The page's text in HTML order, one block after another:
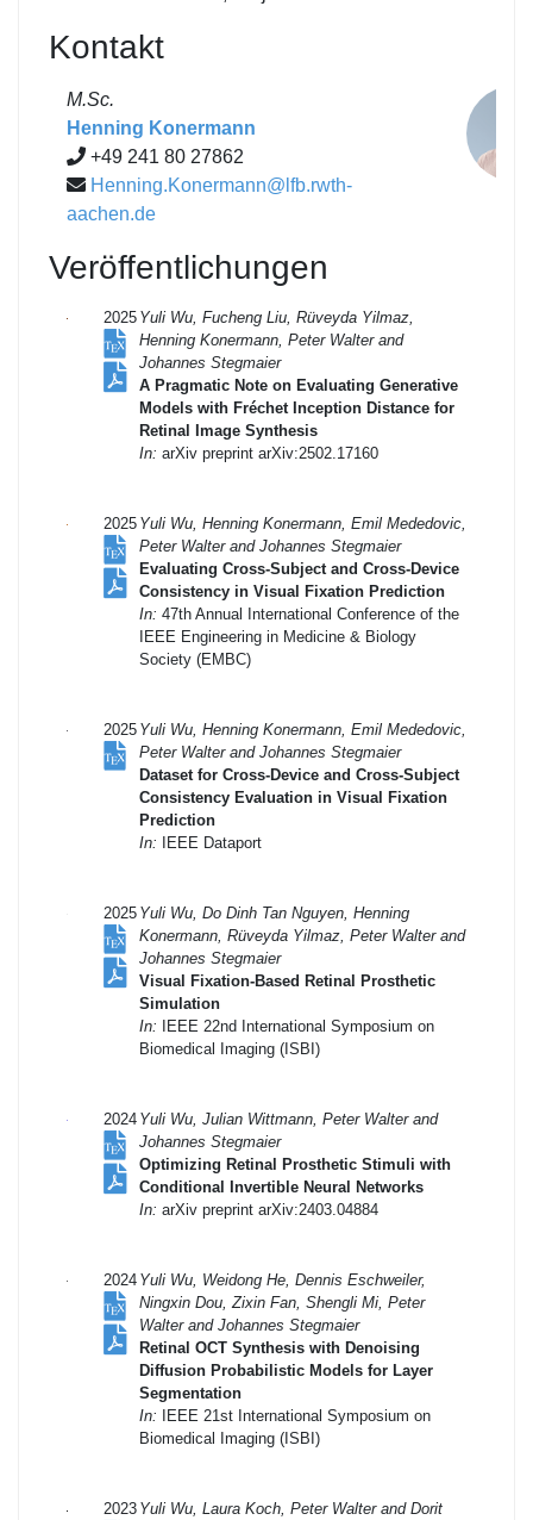
Kontakt
M.Sc.
Henning Konermann
+49 241 80 27862
Henning.Konermann@lfb.rwth-
aachen.de
Veröffentlichungen
2025 Yuli Wu, Fucheng Liu, Rüveyda Yilmaz,
Henning Konermann, Peter Walter and
Johannes Stegmaier
A Pragmatic Note on Evaluating Generative
Models with Fréchet Inception Distance for
Retinal Image Synthesis
In: arXiv preprint arXiv:2502.17160
2025 Yuli Wu, Henning Konermann, Emil Mededovic,
Peter Walter and Johannes Stegmaier
Evaluating Cross-Subject and Cross-Device
Consistency in Visual Fixation Prediction
In: 47th Annual International Conference of the
IEEE Engineering in Medicine & Biology
Society (EMBC)
2025 Yuli Wu, Henning Konermann, Emil Mededovic,
Peter Walter and Johannes Stegmaier
Dataset for Cross-Device and Cross-Subject
Consistency Evaluation in Visual Fixation
Prediction
In: IEEE Dataport
2025 Yuli Wu, Do Dinh Tan Nguyen, Henning
Konermann, Rüveyda Yilmaz, Peter Walter and
Johannes Stegmaier
Visual Fixation-Based Retinal Prosthetic
Simulation
In: IEEE 22nd International Symposium on
Biomedical Imaging (ISBI)
2024 Yuli Wu, Julian Wittmann, Peter Walter and
Johannes Stegmaier
Optimizing Retinal Prosthetic Stimuli with
Conditional Invertible Neural Networks
In: arXiv preprint arXiv:2403.04884
2024 Yuli Wu, Weidong He, Dennis Eschweiler,
Ningxin Dou, Zixin Fan, Shengli Mi, Peter
Walter and Johannes Stegmaier
Retinal OCT Synthesis with Denoising
Diffusion Probabilistic Models for Layer
Segmentation
In: IEEE 21st International Symposium on
Biomedical Imaging (ISBI)
2023 Yuli Wu, Laura Koch, Peter Walter and Dorit